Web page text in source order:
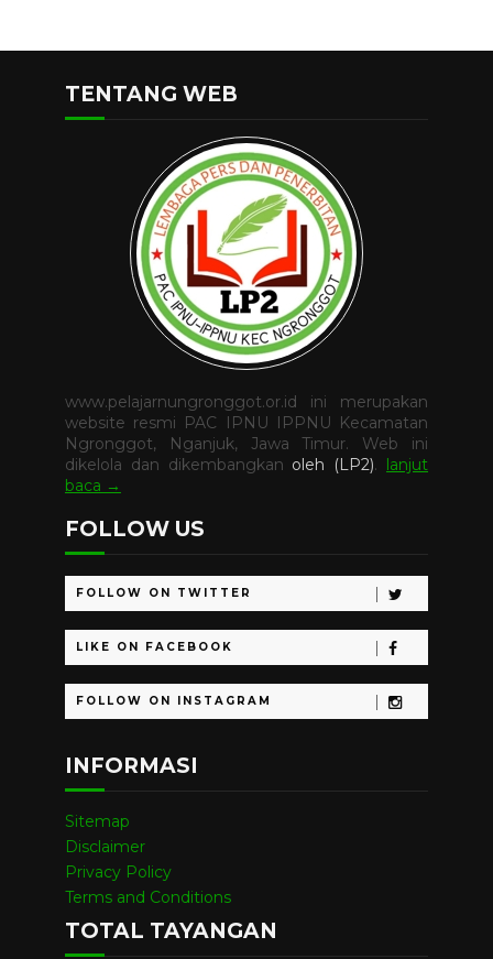
TENTANG WEB
www.pelajarnungronggot.or.id ini merupakan
website resmi PAC IPNU IPPNU Kecamatan
Ngronggot, Nganjuk, Jawa Timur. Web ini
dikelola dan dikembangkan oleh (LP2). lanjut
baca →
FOLLOW US
FOLLOW ON TWITTER
LIKE ON FACEBOOK
FOLLOW ON INSTAGRAM
INFORMASI
Sitemap
Disclaimer
Privacy Policy
Terms and Conditions
TOTAL TAYANGAN